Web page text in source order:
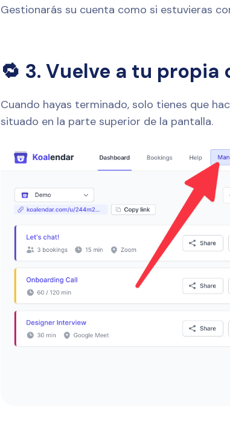
Gestionarás su cuenta como si estuvieras
🔁 3. Vuelve a tu propia
Cuando hayas terminado, solo tienes que
situado en la parte superior de la pantalla.